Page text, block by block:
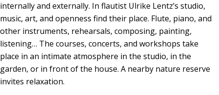
internally and externally. In flautist Ulrike Lentz’s studio,
music, art, and openness find their place. Flute, piano, and
other instruments, rehearsals, composing, painting,
listening… The courses, concerts, and workshops take
place in an intimate atmosphere in the studio, in the
garden, or in front of the house. A nearby nature reserve
invites relaxation.